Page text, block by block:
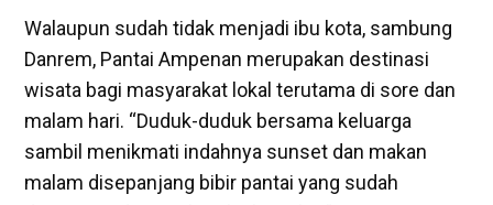
Walaupun sudah tidak menjadi ibu kota, sambung
Danrem, Pantai Ampenan merupakan destinasi
wisata bagi masyarakat lokal terutama di sore dan
malam hari. “Duduk-duduk bersama keluarga
sambil menikmati indahnya sunset dan makan
malam disepanjang bibir pantai yang sudah